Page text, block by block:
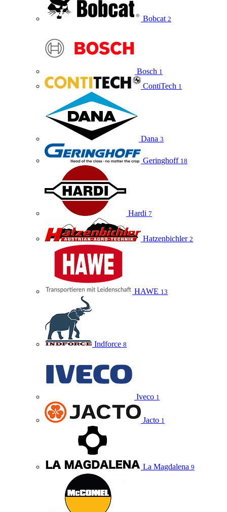
Bobcat 2
Bosch 1
ContiTech 1
Dana 3
Geringhoff 18
Hardi 7
Hatzenbichler 2
HAWE 13
Indforce 8
Iveco 1
Jacto 1
La Magdalena 9